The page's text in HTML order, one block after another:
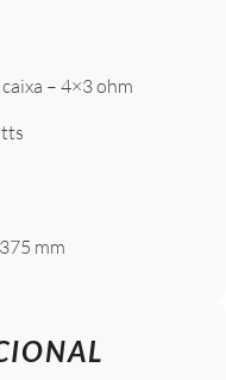
– 4×3 ohm
mm